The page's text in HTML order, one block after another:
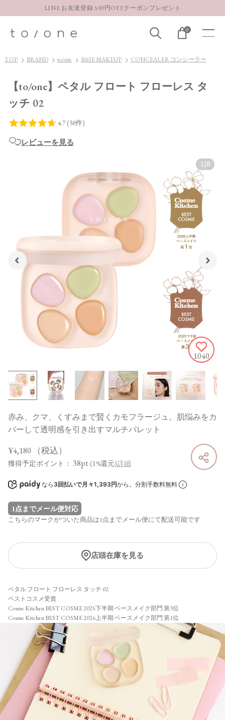
LINE お友達登録 500円OFFクーポンプレゼント
お得な定期購入コースはこちら
LINE お友達登録 500円OFFクーポンプレゼント
0
TOP BRAND to/one BASE MAKEUP CONCEALER コンシーラー
【to/one】ペタル フロート フローレス タ
ッチ 02
レビューを見る
1 | 8
1040
赤み、クマ、くすみまで賢くカモフラージュ。肌悩みをカ
バーして透明感を引き出すマルチパレット
¥4,180 （税込）
獲得予定ポイント： 38pt (1%還元)詳細
なら 3回払いで月々1,393円から。分割手数料無料
1点までメール便対応
こちらのマークがついた商品は1点までメール便にて配送可能です
店頭在庫を見る
ペタル フロート フローレス タッチ 02
ベストコスメ受賞
Cosme Kitchen BEST COSME 2025下半期 ベースメイク部門 第3位
Cosme Kitchen BEST COSME 2026上半期 ベースメイク部門 第1位